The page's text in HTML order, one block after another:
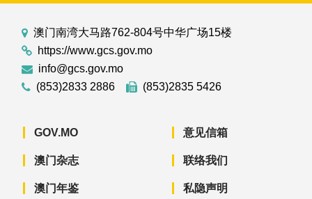
澳门南湾大马路762-804号中华广场15楼
https://www.gcs.gov.mo
info@gcs.gov.mo
(853)2833 2886
(853)2835 5426
GOV.MO
澳门杂志
澳门年鉴
意见信箱
联络我们
私隐声明